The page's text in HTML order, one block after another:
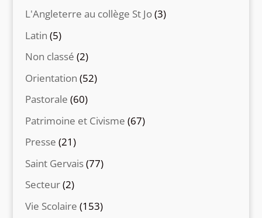
L'Angleterre au collège St Jo(3)
Latin (5)
Non classé (2)
Orientation (52)
Pastorale (60)
Patrimoine et Civisme (67)
Presse (21)
Saint Gervais(77)
Secteur(2)
Vie Scolaire (153)